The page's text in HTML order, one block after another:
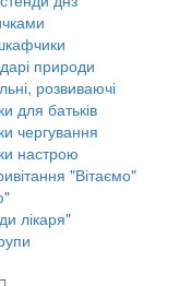
природи
розвиваючі
для батьків
чергування
настрою
"Вітаємо"
лікаря"